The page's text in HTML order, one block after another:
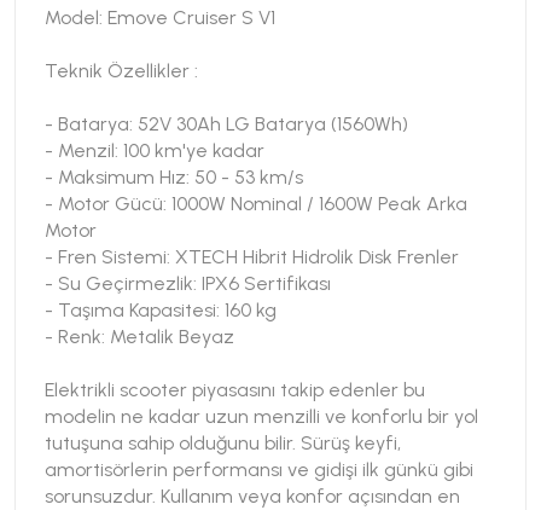
Model: Emove Cruiser S V1
Teknik Özellikler :
- Batarya: 52V 30Ah LG Batarya (1560Wh)
- Menzil: 100 km'ye kadar
- Maksimum Hız: 50 - 53 km/s
- Motor Gücü: 1000W Nominal / 1600W Peak Arka
Motor
- Fren Sistemi: XTECH Hibrit Hidrolik Disk Frenler
- Su Geçirmezlik: IPX6 Sertifikası
- Taşıma Kapasitesi: 160 kg
- Renk: Metalik Beyaz
Elektrikli scooter piyasasını takip edenler bu
modelin ne kadar uzun menzilli ve konforlu bir yol
tutuşuna sahip olduğunu bilir. Sürüş keyfi,
amortisörlerin performansı ve gidişi ilk günkü gibi
sorunsuzdur. Kullanım veya konfor açısından en